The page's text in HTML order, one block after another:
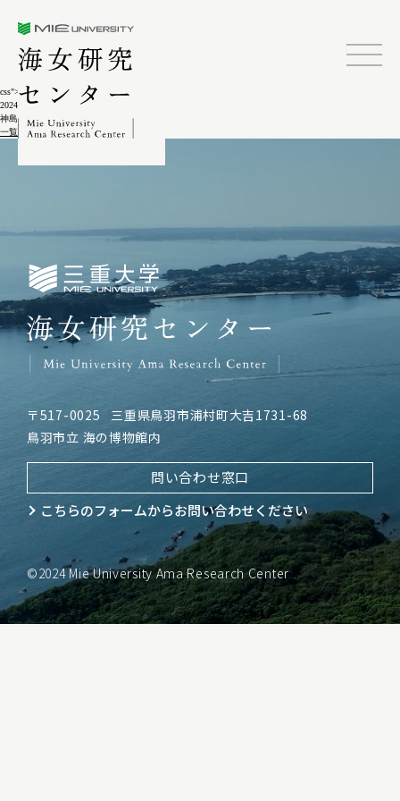
css">
2024.02.04
神島ゲーター祭4-17
一覧に戻る
三重大学海女研究センター
〒517-0025
三重県鳥羽市浦村町大吉1731-68
鳥羽市立 海の博物館内
問い合わせ窓口
こちらのフォームからお問い合わせください
©2024 Mie University Ama Research Center